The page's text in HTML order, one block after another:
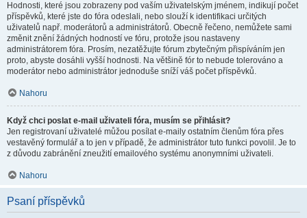
Hodnosti, které jsou zobrazeny pod vaším uživatelským jménem, indikují počet
příspěvků, které jste do fóra odeslali, nebo slouží k identifikaci určitých
uživatelů např. moderátorů a administrátorů. Obecně řečeno, nemůžete sami
změnit znění žádných hodností ve fóru, protože jsou nastaveny
administrátorem fóra. Prosím, nezatěžujte fórum zbytečným přispíváním jen
proto, abyste dosáhli vyšší hodnosti. Na většině fór to nebude tolerováno a
moderátor nebo administrátor jednoduše sníží váš počet příspěvků.
Nahoru
Když chci poslat e-mail uživateli fóra, musím se přihlásit?
Jen registrovaní uživatelé můžou posílat e-maily ostatním členům fóra přes
vestavěný formulář a to jen v případě, že administrátor tuto funkci povolil. Je to
z důvodu zabránění zneužití emailového systému anonymními uživateli.
Nahoru
Psaní příspěvků